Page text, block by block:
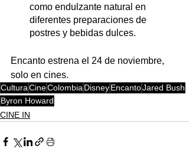
como endulzante natural en
diferentes preparaciones de
postres y bebidas dulces.
Encanto estrena el 24 de noviembre,
solo en cines.
CulturaCineColombiaDisneyEncantoJared Bush
Byron Howard
CINE IN